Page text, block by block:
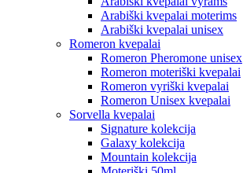
Arabiški kvepalai moterims
Arabiški kvepalai unisex
Romeron kvepalai
Romeron Pheromone unisex
Romeron moteriški kvepalai
Romeron vyriški kvepalai
Romeron Unisex kvepalai
Sorvella kvepalai
Signature kolekcija
Galaxy kolekcija
Mountain kolekcija